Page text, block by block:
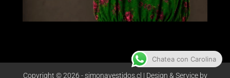
Copyright © 2026 - simonavestidos.cl | Design & Service by
Chatea con Carolina